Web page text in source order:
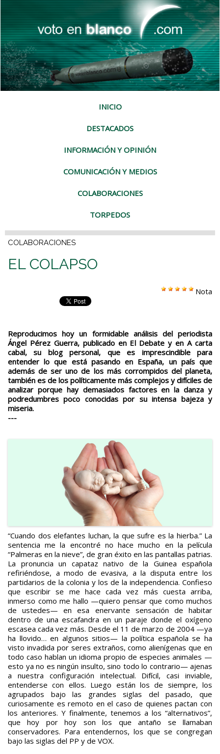
INICIO
DESTACADOS
INFORMACIÓN Y OPINIÓN
COMUNICACIÓN Y MEDIOS
COLABORACIONES
TORPEDOS
COLABORACIONES
EL COLAPSO
Nota
Reproducimos hoy un formidable análisis del periodista
Ángel Pérez Guerra, publicado en El Debate y en A carta
cabal, su blog personal, que es imprescindible para
entender lo que está pasando en España, un país que
además de ser uno de los más corrompidos del planeta,
también es de los políticamente más complejos y difíciles de
analizar porque hay demasiados factores en la danza y
podredumbres poco conocidas por su intensa bajeza y
miseria.
---
“Cuando dos elefantes luchan, la que sufre es la hierba.” La
sentencia me la encontré no hace mucho en la película
“Palmeras en la nieve”, de gran éxito en las pantallas patrias.
La pronuncia un capataz nativo de la Guinea española
refiriéndose, a modo de evasiva, a la disputa entre los
partidarios de la colonia y los de la independencia. Confieso
que escribir se me hace cada vez más cuesta arriba,
inmerso como me hallo —quiero pensar que como muchos
de ustedes— en esa enervante sensación de habitar
dentro de una escafandra en un paraje donde el oxígeno
escasea cada vez más. Desde el 11 de marzo de 2004 —ya
ha llovido… en algunos sitios— la política española se ha
visto invadida por seres extraños, como alienígenas que en
todo caso hablan un idioma propio de especies animales —
esto ya no es ningún insulto, sino todo lo contrario— ajenas
a nuestra configuración intelectual. Difícil, casi inviable,
entenderse con ellos. Luego están los de siempre, los
agrupados bajo las grandes siglas del pasado, que
curiosamente es remoto en el caso de quienes pactan con
los anteriores. Y finalmente, tenemos a los “alternativos”,
que hoy por hoy son los que antaño se llamaban
conservadores. Para entendernos, los que se congregan
bajo las siglas del PP y de VOX.